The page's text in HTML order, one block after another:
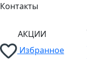
Контакты
АКЦИИ
Избранное